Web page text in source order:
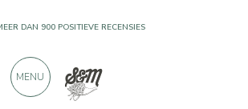
DAN 900 POSITIEVE RECENSIES
MENU